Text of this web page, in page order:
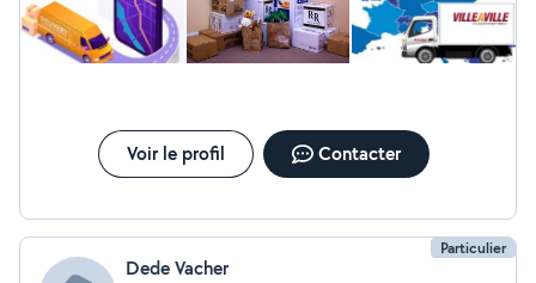
Voir le profil Contacter
Particulier
Dede Vacher